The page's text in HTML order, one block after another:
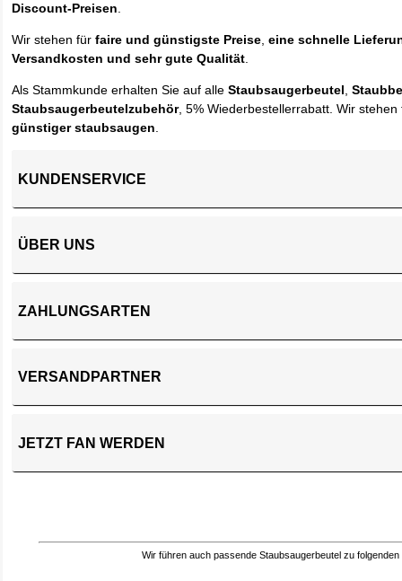
Discount-Preisen.
Wir stehen fürfaire und günstigste Preise,eine schnelle
Versandkosten und sehr gute Qualität.
Als Stammkunde erhalten Sie auf alleStaubsaugerbeutel,
Staubsaugerbeutelzubehör, 5% Wiederbestellerrabatt. Wir
günstiger staubsaugen.
KUNDENSERVICE
ÜBER UNS
ZAHLUNGSARTEN
VERSANDPARTNER
JETZT FAN WERDEN
Wir führen auch passende Staubsaugerbeutel zu folgenden